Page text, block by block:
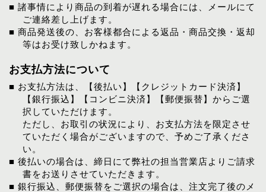
■ 諸事情により商品の到着が遅れる場合には、メールにて
ご連絡差し上げます。
■ 商品発送後の、お客様都合による返品・商品交換・返却
等はお受け致しかねます。
お支払方法について
■ お支払方法は、【後払い】【クレジットカード決済】
【銀行振込】【コンビニ決済】【郵便振替】からご選
択していただけます。
ただし、お取引の状況により、お支払方法を限定させ
ていただく場合がございますので、予めご了承くださ
い。
■ 後払いの場合は、締日にて弊社の担当営業店よりご請求
書をお送りさせていただきます。
■ 銀行振込、郵便振替をご選択の場合は、注文完了後のメ